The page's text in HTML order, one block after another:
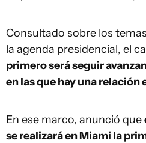
Consultado sobre los
la agenda presidencial, el
primero será seguir
en las que hay una relación
En ese marco, anunció que
se realizará en Miami la